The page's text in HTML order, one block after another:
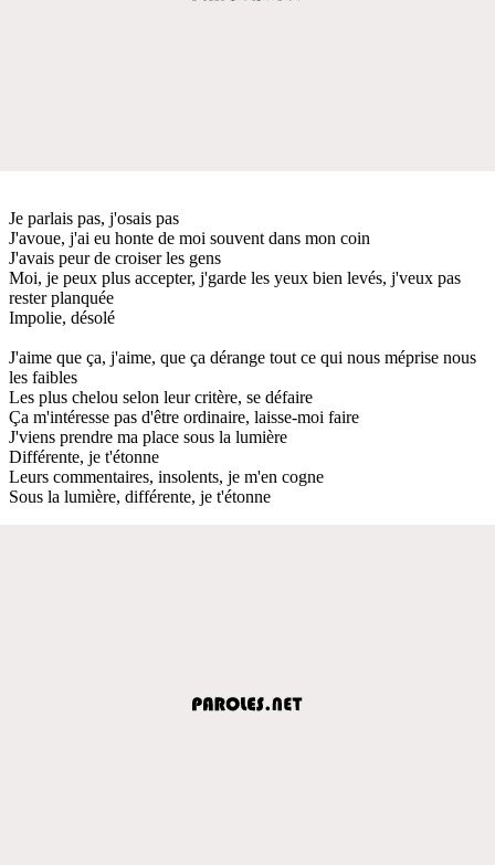
Je parlais pas, j'osais pas
J'avoue, j'ai eu honte de moi souvent dans mon coin
J'avais peur de croiser les gens
Moi, je peux plus accepter, j'garde les yeux bien levés, j'veux pas
rester planquée
Impolie, désolé
J'aime que ça, j'aime, que ça dérange tout ce qui nous méprise nous
les faibles
Les plus chelou selon leur critère, se défaire
Ça m'intéresse pas d'être ordinaire, laisse-moi faire
J'viens prendre ma place sous la lumière
Différente, je t'étonne
Leurs commentaires, insolents, je m'en cogne
Sous la lumière, différente, je t'étonne